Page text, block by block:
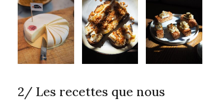
2/ Les recettes que nous